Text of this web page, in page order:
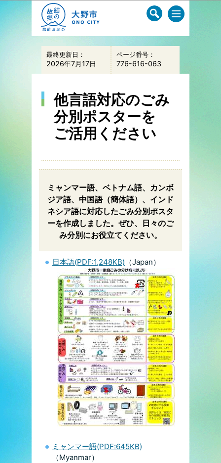
このページの本文へ移動
最終更新日：
2026年7月17日
ページ番号：
776-616-063
他言語対応のごみ
分別ポスターを
ご活用ください
ミャンマー語、ベトナム語、カンボ
ジア語、中国語（簡体語）、インド
ネシア語に対応したごみ分別ポスタ
ーを作成しました。ぜひ、日々のご
み分別にお役立てください。
日本語(PDF:1,248KB) （Japan）
ミャンマー語(PDF:645KB)
（Myanmar）